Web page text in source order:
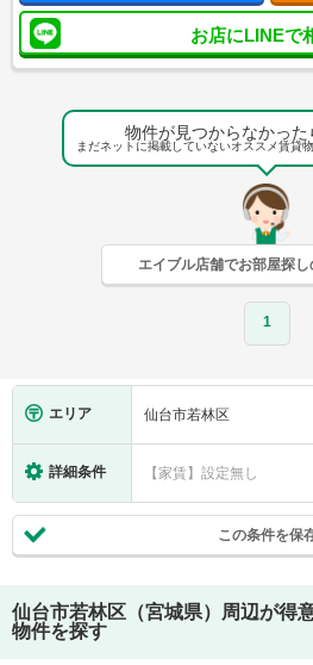
お店にLINEで
物件が見つからなかった
まだネットに掲載していないオススメ賃貸
エイブル店舗でお部屋探
1
エリア 仙台市若林区
詳細条件 【家賃】設定無し
この条件を保
仙台市若林区（宮城県）
周辺が得
物件を探す